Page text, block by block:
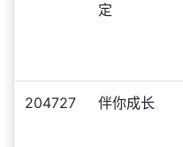
定
204727 伴你成长